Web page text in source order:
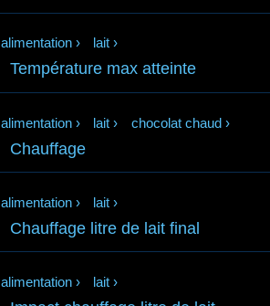
alimentation › lait ›
Température max atteinte
alimentation › lait › chocolat chaud ›
Chauffage
alimentation › lait ›
Chauffage litre de lait final
alimentation › lait ›